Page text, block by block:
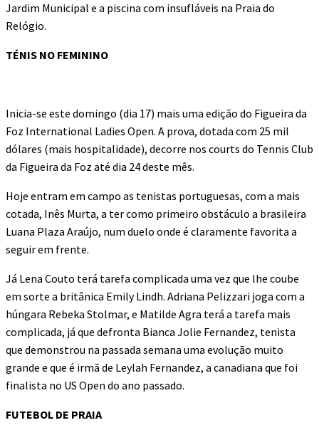
Jardim Municipal e a piscina com insufláveis na Praia do
Relógio.
TÉNIS NO FEMININO
Inicia-se este domingo (dia 17) mais uma edição do Figueira da
Foz International Ladies Open. A prova, dotada com 25 mil
dólares (mais hospitalidade), decorre nos courts do Tennis Club
da Figueira da Foz até dia 24 deste mês.
Hoje entram em campo as tenistas portuguesas, com a mais
cotada, Inês Murta, a ter como primeiro obstáculo a brasileira
Luana Plaza Araújo, num duelo onde é claramente favorita a
seguir em frente.
Já Lena Couto terá tarefa complicada uma vez que lhe coube
em sorte a britânica Emily Lindh. Adriana Pelizzari joga com a
húngara Rebeka Stolmar, e Matilde Agra terá a tarefa mais
complicada, já que defronta Bianca Jolie Fernandez, tenista
que demonstrou na passada semana uma evolução muito
grande e que é irmã de Leylah Fernandez, a canadiana que foi
finalista no US Open do ano passado.
FUTEBOL DE PRAIA